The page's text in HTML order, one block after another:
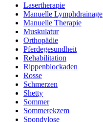
Lasertherapie
Manuelle Lymphdrainage
Manuelle Therapie
Muskulatur
Orthopädie
Pferdegesundheit
Rehabilitation
Rippenblockaden
Rosse
Schmerzen
Shetty
Sommer
Sommerekzem
Spondylose